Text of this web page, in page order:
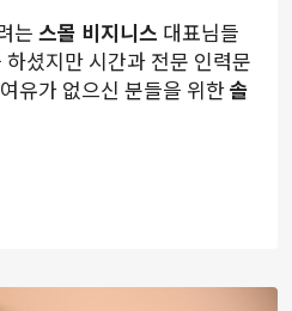
는스몰 비지니스 대표님들
셨지만 시간과 전문 인력문
유가 없으신 분들을 위한솔